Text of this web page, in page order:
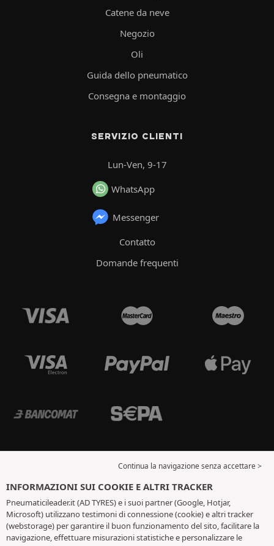
Catene da neve
Negozio
Oli
Guida dello pneumatico
Consegna e montaggio
SERVIZIO CLIENTI
Lun-Ven, 9-17
WhatsApp
Messenger
Contatto
Domande frequenti
Continua la navigazione senza accettare >
INFORMAZIONI SUI COOKIE E ALTRI TRACKER
Pneumaticileader.it (AD TYRES) e i suoi partner (Google, Hotjar,
Microsoft) utilizzano testimoni di connessione (cookie) e altri tracker
(webstorage) per garantire il buon funzionamento del sito, facilitare la
navigazione, effettuare misurazioni statistiche e personalizzare le